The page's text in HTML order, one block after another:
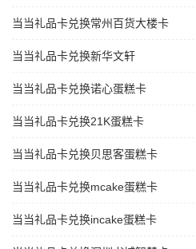
当当礼品卡兑换常州百货大楼卡
当当礼品卡兑换新华文轩
当当礼品卡兑换诺心蛋糕卡
当当礼品卡兑换21K蛋糕卡
当当礼品卡兑换贝思客蛋糕卡
当当礼品卡兑换mcake蛋糕卡
当当礼品卡兑换incake蛋糕卡